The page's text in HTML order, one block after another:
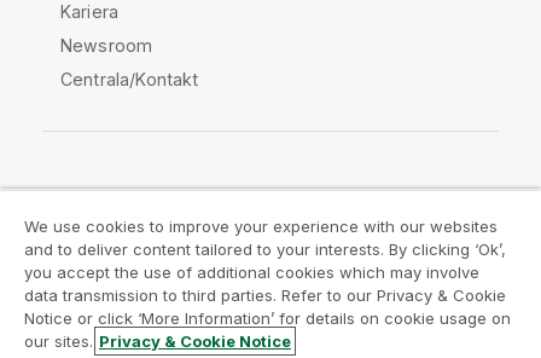
Kariera
Newsroom
Centrala/Kontakt
Umowy prawne
Warunki produktu
Legal Policies
Legal Policies
Warunki korzystania
Znaki towarowe
We use cookies to improve your experience with our websites
and to deliver content tailored to your interests. By clicking ‘Ok’,
you accept the use of additional cookies which may involve
data transmission to third parties. Refer to our Privacy & Cookie
Notice or click ‘More Information’ for details on cookie usage on
our sites. Privacy & Cookie Notice